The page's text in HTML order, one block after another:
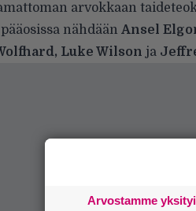
arvokkaan
nähdään Ansel
Luke Wilson ja
Arvostamme